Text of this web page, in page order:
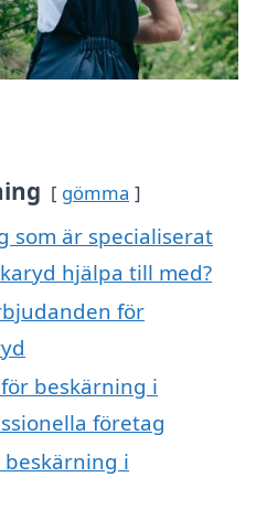
gömma
som är specialiserat
hjälpa till med?
för
beskärning i
företag
i